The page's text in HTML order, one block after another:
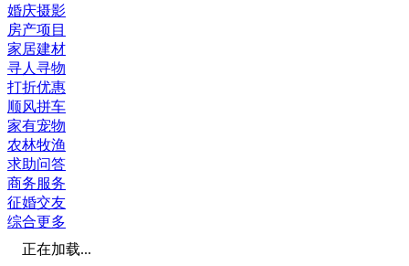
婚庆摄影
房产项目
家居建材
寻人寻物
打折优惠
顺风拼车
家有宠物
农林牧渔
求助问答
商务服务
征婚交友
综合更多
正在加载...